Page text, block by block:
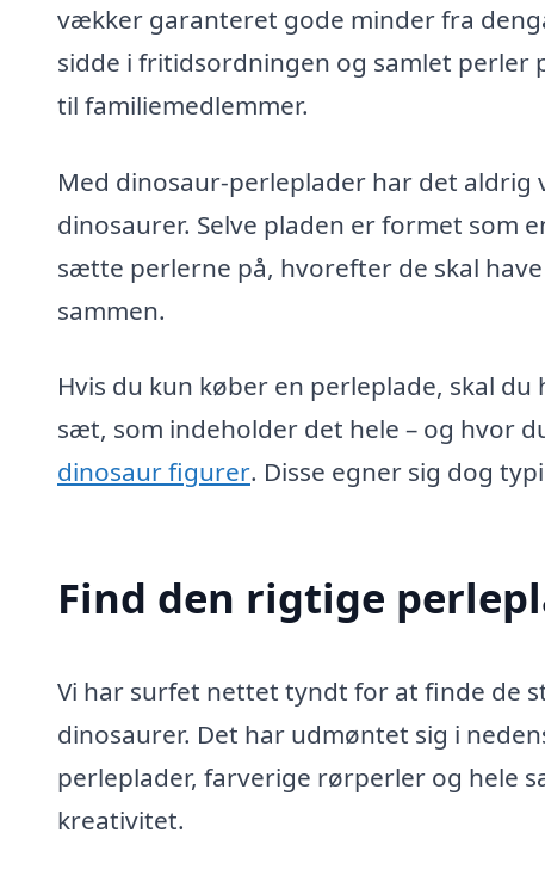
vækker garanteret gode minder fra
sidde i fritidsordningen og samlet
til familiemedlemmer.
Med dinosaur-perleplader har det
dinosaurer. Selve pladen er formet som
sætte perlerne på, hvorefter de skal
sammen.
Hvis du kun køber en perleplade, skal
sæt, som indeholder det hele – og hvor
dinosaur figurer. Disse egner sig dog
Find den rigtige
Vi har surfet nettet tyndt for at finde de
dinosaurer. Det har udmøntet sig i
perleplader, farverige rørperler og hele
kreativitet.